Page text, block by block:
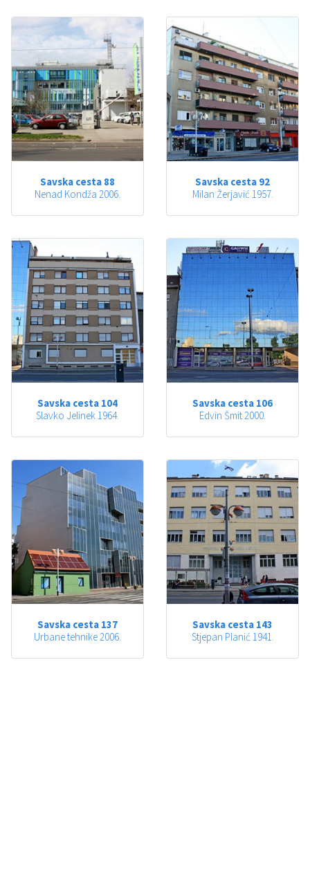
Savska cesta 88
Nenad Kondža 2006.
Savska cesta 92
Milan Žerjavić 1957.
Savska cesta 104
Slavko Jelinek 1964.
Savska cesta 106
Edvin Šmit 2000.
Savska cesta 137
Urbane tehnike 2006.
Savska cesta 143
Stjepan Planić 1941.